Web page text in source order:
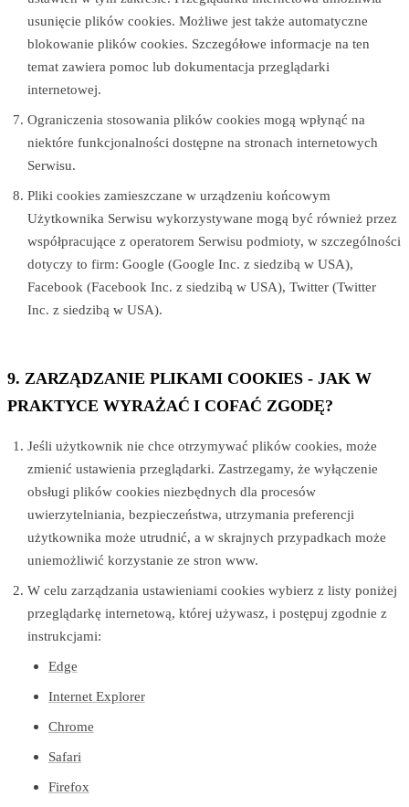
usunięcie plików cookies. Możliwe jest także automatyczne
blokowanie plików cookies. Szczegółowe informacje na ten
temat zawiera pomoc lub dokumentacja przeglądarki
internetowej.
Ograniczenia stosowania plików cookies mogą wpłynąć na
niektóre funkcjonalności dostępne na stronach internetowych
Serwisu.
Pliki cookies zamieszczane w urządzeniu końcowym
Użytkownika Serwisu wykorzystywane mogą być również przez
współpracujące z operatorem Serwisu podmioty, w szczególności
dotyczy to firm: Google (Google Inc. z siedzibą w USA),
Facebook (Facebook Inc. z siedzibą w USA), Twitter (Twitter
Inc. z siedzibą w USA).
9. ZARZĄDZANIE PLIKAMI COOKIES - JAK W
PRAKTYCE WYRAŻAĆ I COFAĆ ZGODĘ?
Jeśli użytkownik nie chce otrzymywać plików cookies, może
zmienić ustawienia przeglądarki. Zastrzegamy, że wyłączenie
obsługi plików cookies niezbędnych dla procesów
uwierzytelniania, bezpieczeństwa, utrzymania preferencji
użytkownika może utrudnić, a w skrajnych przypadkach może
uniemożliwić korzystanie ze stron www.
W celu zarządzania ustawieniami cookies wybierz z listy poniżej
przeglądarkę internetową, której używasz, i postępuj zgodnie z
instrukcjami:
Edge
Internet Explorer
Chrome
Safari
Firefox